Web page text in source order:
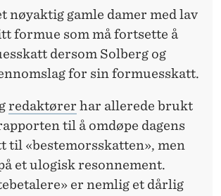
nøyaktig gamle damer med lav
formue som må fortsette å
dersom Solberg og
for sin formuesskatt.
redaktører har allerede brukt
til å omdøpe dagens
til «bestemorsskatten», men
et ulogisk resonnement.
er nemlig et dårlig